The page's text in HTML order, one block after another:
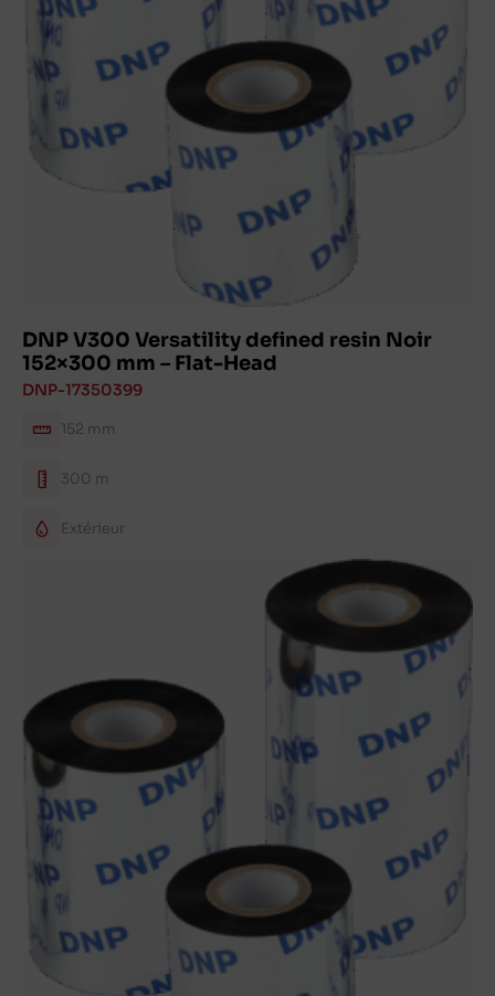
DNP V300 Versatility defined resin Noir
152×300 mm – Flat-Head
DNP-17350399
152 mm
300 m
Extérieur